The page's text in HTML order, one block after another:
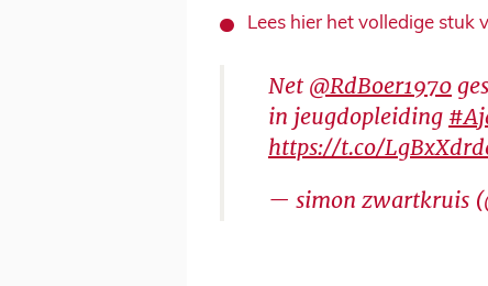
Lees hier het volledige stuk
Net @RdBoer1970
in jeugdopleiding
https://t.co/
— simon zwartkruis